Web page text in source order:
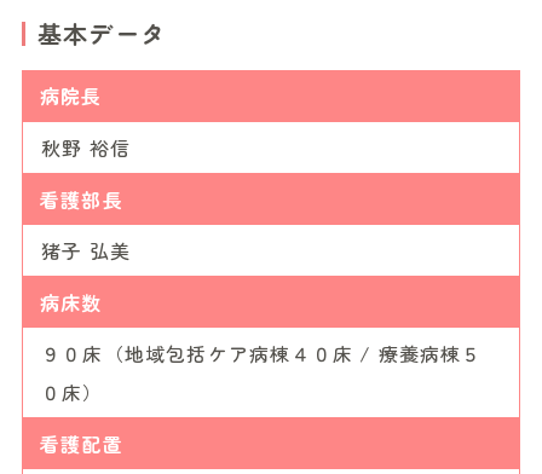
基本データ
病院長
秋野 裕信
看護部長
猪子 弘美
病床数
９０床（地域包括ケア病棟４０床 / 療養病棟５
０床）
看護配置